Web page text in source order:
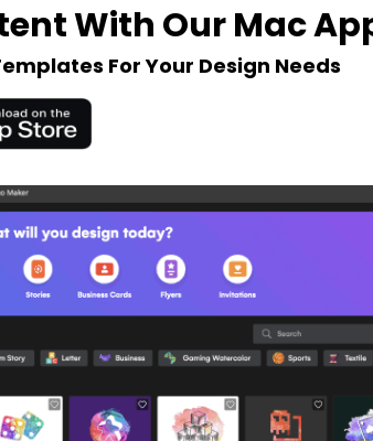
With Our Mac
For Your Design Needs